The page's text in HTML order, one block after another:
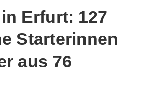
Erfurt: 127
Starterinnen
aus 76